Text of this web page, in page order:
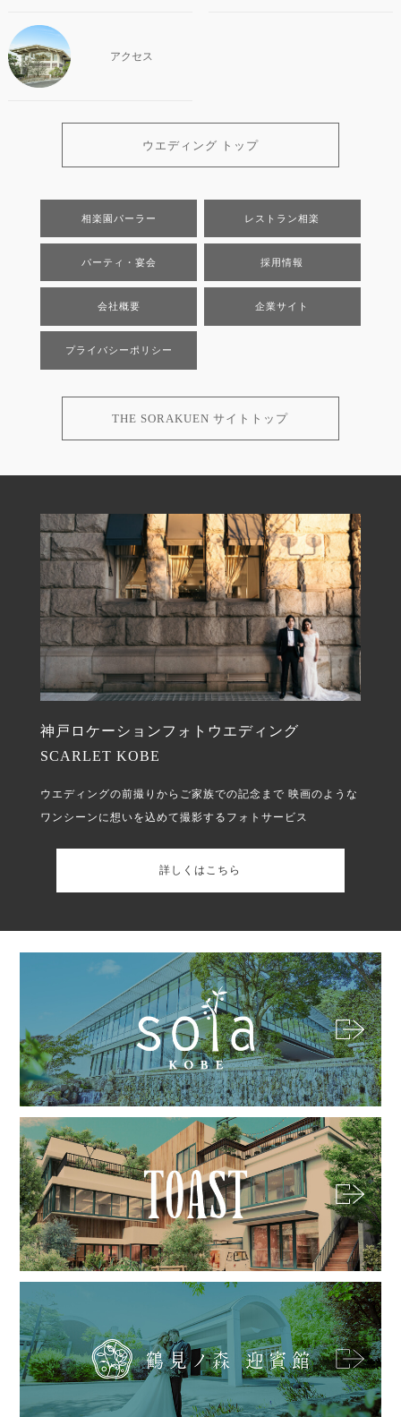
アクセス
ウエディング トップ
相楽園パーラー レストラン相楽
パーティ・宴会 採用情報
会社概要 企業サイト
プライバシーポリシー
THE SORAKUEN サイトトップ
神戸ロケーションフォトウエディング
SCARLET KOBE
ウエディングの前撮りからご家族での記念まで 映画のような
ワンシーンに想いを込めて撮影するフォトサービス
詳しくはこちら